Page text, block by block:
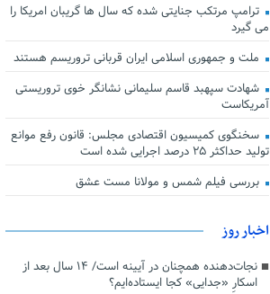
ترامپ مرتکب جنایتی شده که سال ها گریبان امریکا را
می گیرد
ملت و جمهوری اسلامی ایران قربانی تروریسم هستند
شهادت سپهبد قاسم سلیمانی نشانگر خوی تروریستی
آمریکاست
سخنگوی کمیسیون اقتصادی مجلس: قانون رفع موانع
تولید حداکثر ۲۵ درصد اجرایی شده است
بررسی فیلم شمس و مولانا مست عشق
اخبار روز
نجات‌دهنده‌ همچنان در آیینه است/ ۱۴ سال بعد از
اسکارِ «جدایی» کجا ایستاده‌ایم؟